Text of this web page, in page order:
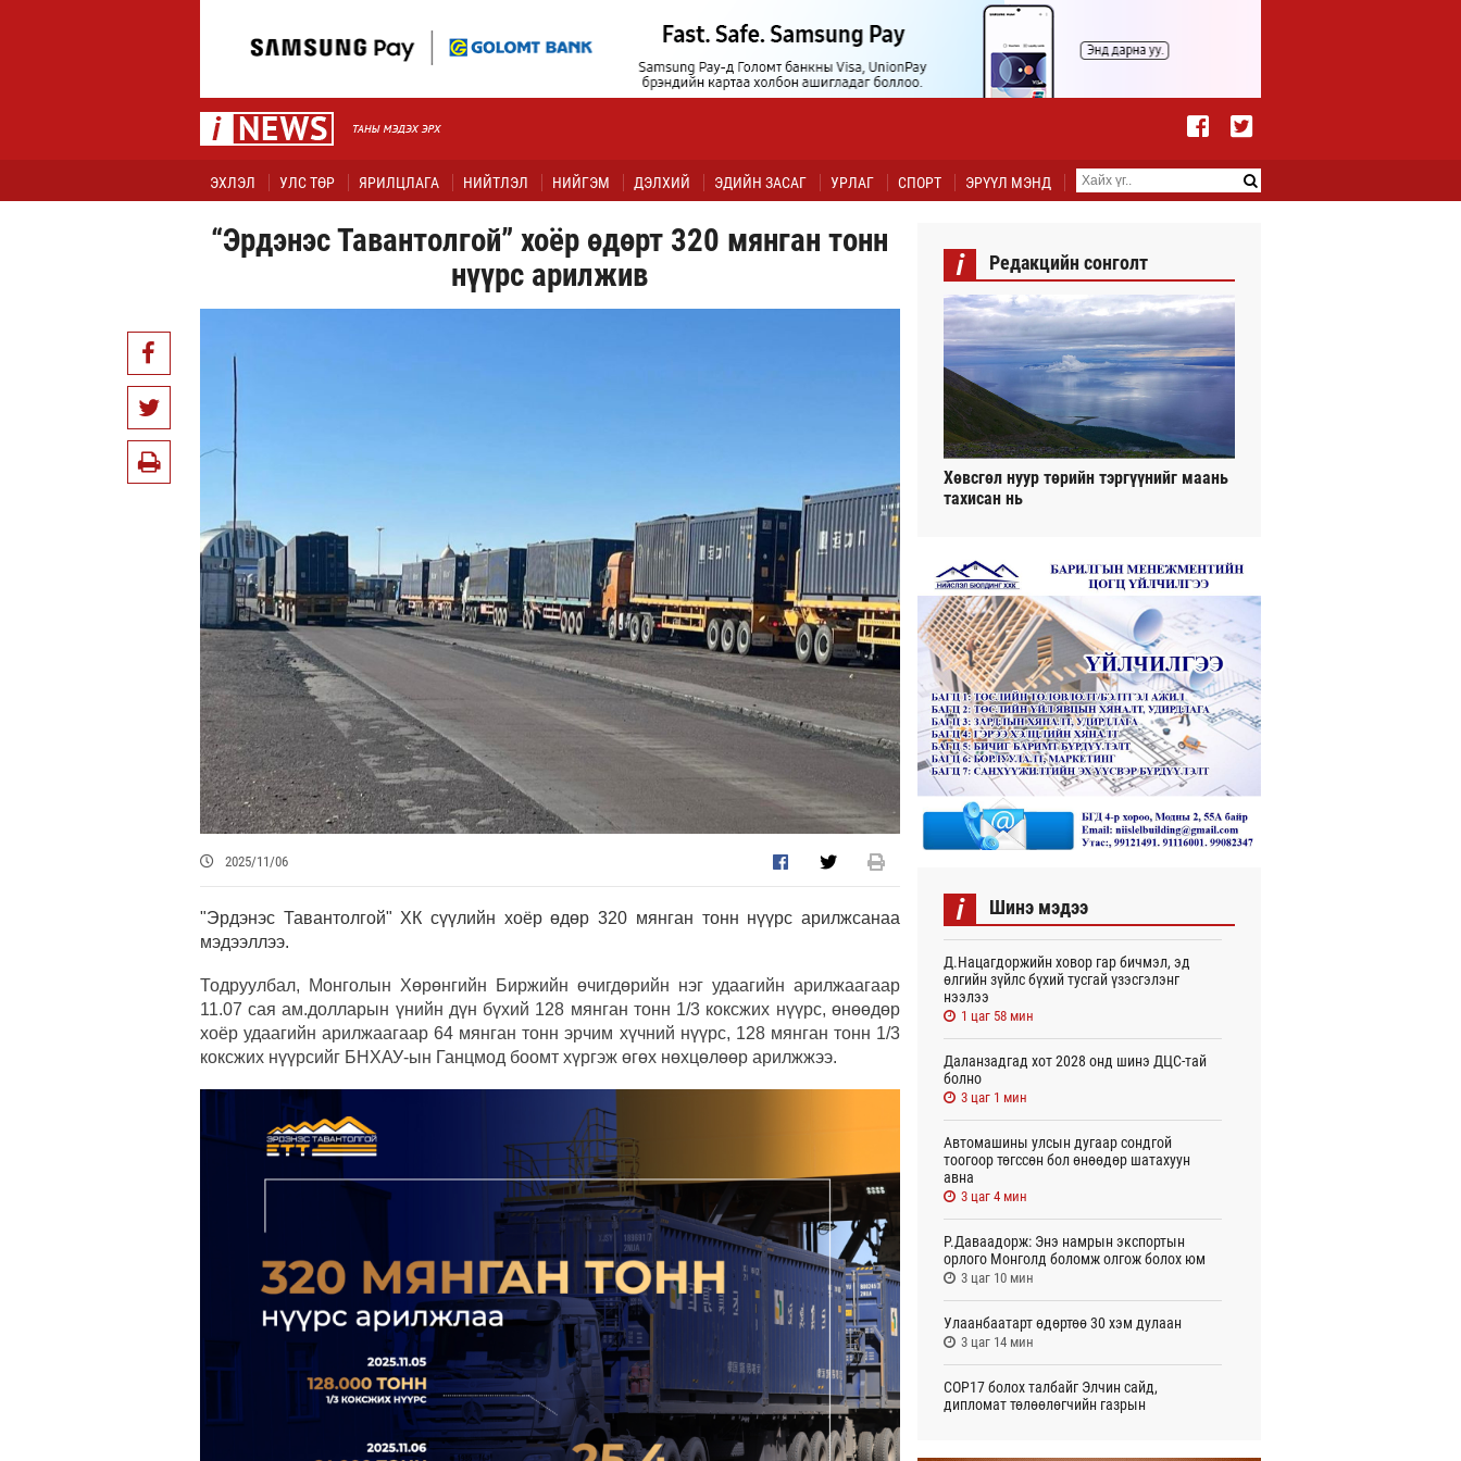
ЭХЛЭЛ УЛС ТӨР ЯРИЛЦЛАГА НИЙТЛЭЛ НИЙГЭМ ДЭЛХИЙ ЭДИЙН ЗАСАГ УРЛАГ СПОРТ ЭРҮҮЛ МЭНД
“Эрдэнэс Тавантолгой” хоёр өдөрт 320 мянган тонн
нүүрс арилжив
2025/11/06
"Эрдэнэс Тавантолгой" ХК сүүлийн хоёр өдөр 320 мянган тонн нүүрс арилжсанаа
мэдээллээ.
Тодруулбал, Монголын Хөрөнгийн Биржийн өчигдөрийн нэг удаагийн арилжаагаар
11.07 сая ам.долларын үнийн дүн бүхий 128 мянган тонн 1/3 коксжих нүүрс, өнөөдөр
хоёр удаагийн арилжаагаар 64 мянган тонн эрчим хүчний нүүрс, 128 мянган тонн 1/3
коксжих нүүрсийг БНХАУ-ын Ганцмод боомт хүргэж өгөх нөхцөлөөр арилжжээ.
i Редакцийн сонголт
Хөвсгөл нуур төрийн тэргүүнийг маань
тахисан нь
i Шинэ мэдээ
Д.Нацагдоржийн ховор гар бичмэл, эд
өлгийн зүйлс бүхий тусгай үзэсгэлэнг
нээлээ
1 цаг 58 мин
Даланзадгад хот 2028 онд шинэ ДЦС-тай
болно
3 цаг 1 мин
Автомашины улсын дугаар сондгой
тоогоор төгссөн бол өнөөдөр шатахуун
авна
3 цаг 4 мин
Р.Даваадорж: Энэ намрын экспортын
орлого Монголд боломж олгож болох юм
3 цаг 10 мин
Улаанбаатарт өдөртөө 30 хэм дулаан
3 цаг 14 мин
СОР17 болох талбайг Элчин сайд,
дипломат төлөөлөгчийн газрын